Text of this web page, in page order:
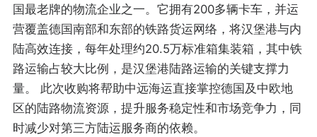
国最老牌的物流企业之一。它拥有200多辆卡车，并运
营覆盖德国南部和东部的铁路货运网络，将汉堡港与内
陆高效连接，每年处理约20.5万标准箱集装箱，其中铁
路运输占较大比例，是汉堡港陆路运输的关键支撑力
量。 此次收购将帮助中远海运直接掌控德国及中欧地
区的陆路物流资源，提升服务稳定性和市场竞争力，同
时减少对第三方陆运服务商的依赖。